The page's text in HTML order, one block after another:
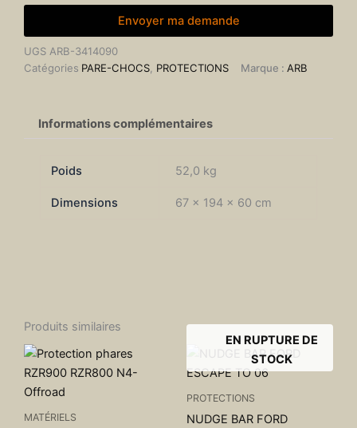
Envoyer ma demande
UGS ARB-3414090
Catégories PARE-CHOCS PROTECTIONS Marque : ARB
Informations complémentaires
Poids 52,0 kg
Dimensions 67 × 194 × 60 cm
Produits similaires
MATÉRIELS
EN RUPTURE DE
STOCK
PROTECTIONS
NUDGE BAR FORD